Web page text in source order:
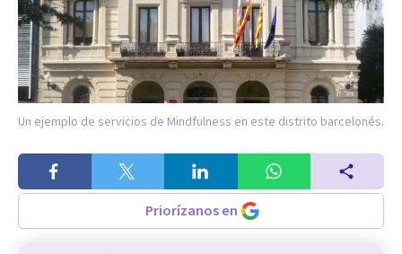
Un ejemplo de servicios de Mindfulness en este distrito barcelonés.
Priorízanos en